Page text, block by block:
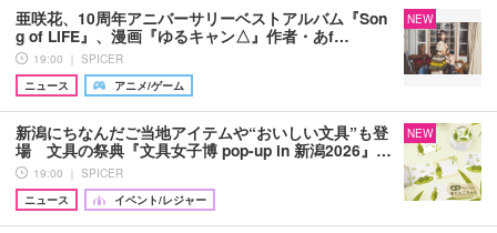
亜咲花、10周年アニバーサリーベストアルバム『Son
g of LIFE』、漫画『ゆるキャン△』作者・あf…
19:00 ｜ SPICER
ニュース
アニメ/ゲーム
NEW
新潟にちなんだご当地アイテムや“おいしい文具”も登
場 文具の祭典『文具女子博 pop-up in 新潟2026』…
19:00 ｜ SPICER
ニュース
イベント/レジャー
NEW